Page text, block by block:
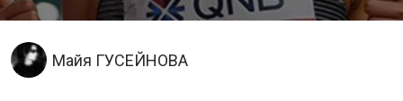
Майя ГУСЕЙНОВА